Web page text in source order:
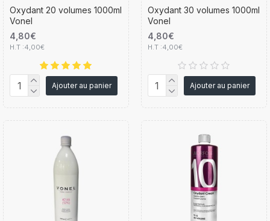
Oxydant 20 volumes 1000ml
Vonel
4,80€
H.T :4,00€
Ajouter au panier
Oxydant 30 volumes 1000ml
Vonel
4,80€
H.T :4,00€
Ajouter au panier